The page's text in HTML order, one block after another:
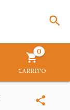
CARRITO
0